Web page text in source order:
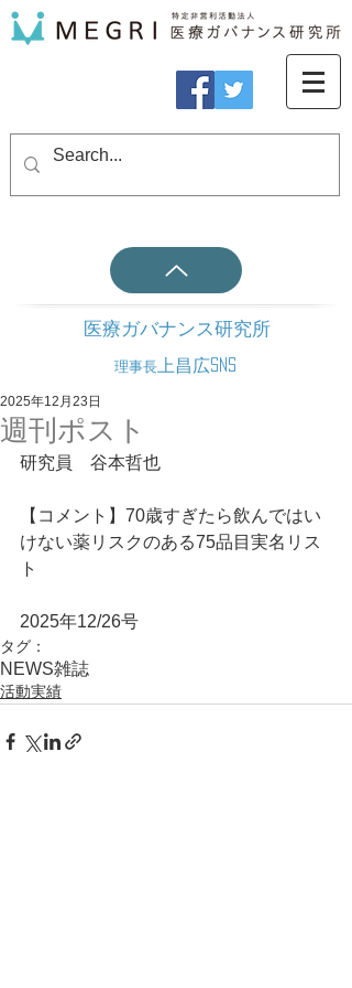
医療ガバナンス研究所
理事長 上昌広SNS
週刊ポスト
2025年12月23日
研究員　谷本哲也
【コメント】70歳すぎたら飲んではい
けない薬リスクのある75品目実名リス
ト
2025年12/26号
タグ：
NEWS雑誌
活動実績